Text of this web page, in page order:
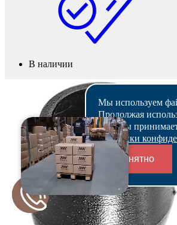
Переходники и соединители
В наличии
Мы используем
Продолжая
сайт, вы
Политики
Понятно